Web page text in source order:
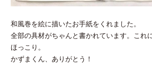
和風巻を絵に描いたお手紙をくれました。
全部の具材がちゃんと書かれています。これ
ほっこり。
かずまくん、ありがとう！